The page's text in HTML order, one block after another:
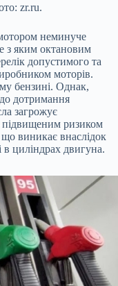
zr.ru.
неминуче
з яким октановим
допустимого та
моторів.
бензині. Однак,
дотримання
загрожує
ризиком
виникає внаслідок
циліндрах двигуна.